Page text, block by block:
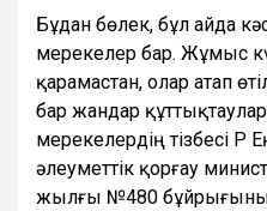
Бұдан бөлек, бұл айда
мерекелер бар. Жұмыс
қарамастан, олар атап
бар жандар
мерекелердің тізбесі
әлеуметтік қорғау
жылғы №480